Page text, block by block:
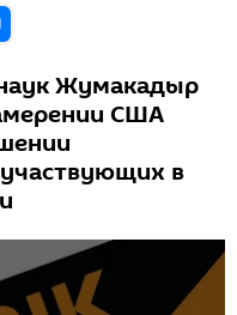
Жумакадыр
США
в